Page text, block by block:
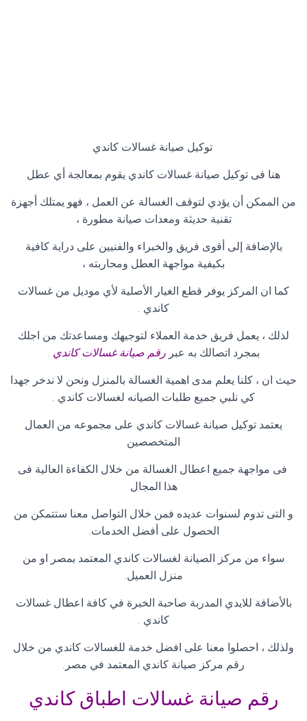
توكيل صيانة غسالات كاندي
هنا فى توكيل صيانة غسالات كاندي يقوم بمعالجة أي عطل
من الممكن أن يؤدي لتوقف الغسالة عن العمل ، فهو يمتلك أجهزة
تقنية حديثة ومعدات صيانة مطورة ،
بالإضافة إلى أقوى فريق والخبراء والفنيين على دراية كافية
بكيفية مواجهة العطل ومحاربته ،
كما ان المركز يوفر قطع الغيار الأصلية لأي موديل من غسالات
كاندي .
لذلك ، يعمل فريق خدمة العملاء لتوجيهك ومساعدتك من اجلك
بمجرد اتصالك به عبر رقم صيانة غسالات كاندي .
حيث ان ، كلنا يعلم مدى اهمية الغسالة بالمنزل ونحن لا ندخر جهدا
كي نلبي جميع طلبات الصيانه لغسالات كاندي .
يعتمد توكيل صيانة غسالات كاندي على مجموعه من العمال
المتخصصين
فى مواجهة جميع اعطال الغسالة من خلال الكفاءة العالية فى
هذا المجال
و التى تدوم لسنوات عديده فمن خلال التواصل معنا ستتمكن من
الحصول على أفضل الخدمات.
سواء من مركز الصيانة لغسالات كاندي المعتمد بمصر او من
منزل العميل.
بالأضافة للايدي المدربة صاحبة الخبرة في كافة اعطال غسالات
كاندي .
ولذلك ، احصلوا معنا على افضل خدمة للغسالات كاندي من خلال
رقم مركز صيانة كاندي المعتمد في مصر .
رقم صيانة غسالات اطباق كاندي